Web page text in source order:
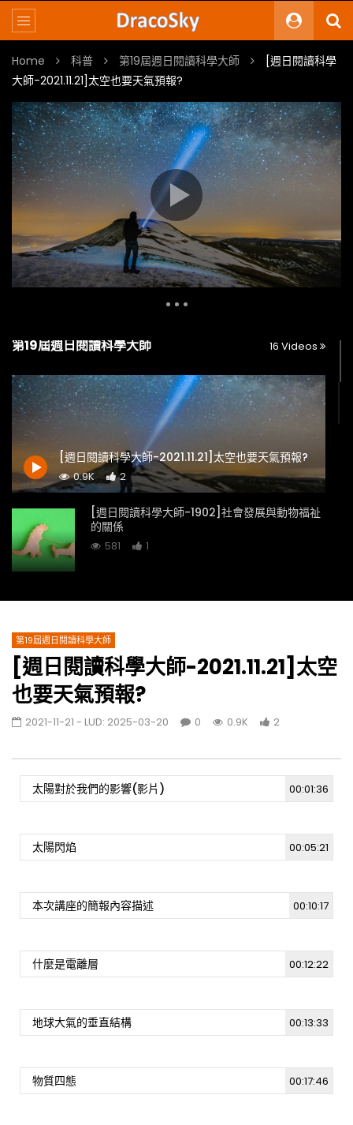
Home 科普 第19屆週日閱讀科學大師
[週日閱讀科學
大師-2021.11.21]太空也要天氣預報?
Original Video
第19屆週日閱讀科學大師 16 Videos
[週日閱讀科學大師-2021.11.21]太空也要天氣預報?
0.9K 2
[週日閱讀科學大師-1902]社會發展與動物福祉
的關係
581 1
秘面紗
[週日閱讀科學大師-1904]國產木竹材的「轉」
與「傳」-談手工製琴
771
學與振動物理學
1K 1
0.9K 3
[週日閱讀科學大師-2022.05.15] 萬物皆關聯
—網路世界中的人工智慧
1.4K
[週日閱讀科學大師2021.04.17] 壯闊呀！我的
1.5K 7
第19屆週日閱讀科學大師
[週日閱讀科學大師-2021.11.21]太空
也要天氣預報?
2021-11-21 - LUD: 2025-03-20 0 0.9K 2
太陽對於我們的影響(影片) 00:01:36
太陽閃焰 00:05:21
本次講座的簡報內容描述 00:10:17
什麼是電離層 00:12:22
地球大氣的垂直結構 00:13:33
物質四態 00:17:46